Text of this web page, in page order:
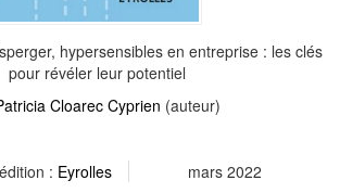
hypersensibles en entreprise : les clés
pour révéler leur potentiel
Cloarec Cyprien (auteur)
: Eyrolles mars 2022